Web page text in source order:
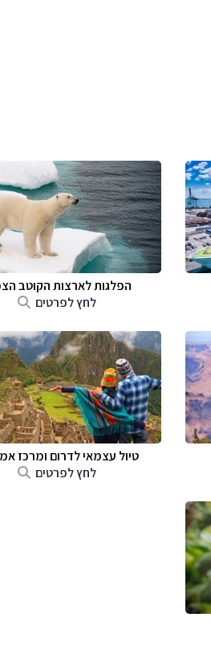
הפלגות לארצות הקוטב
לחץ לפרטים
טיול עצמאי לדרום ומרכז
לחץ לפרטים